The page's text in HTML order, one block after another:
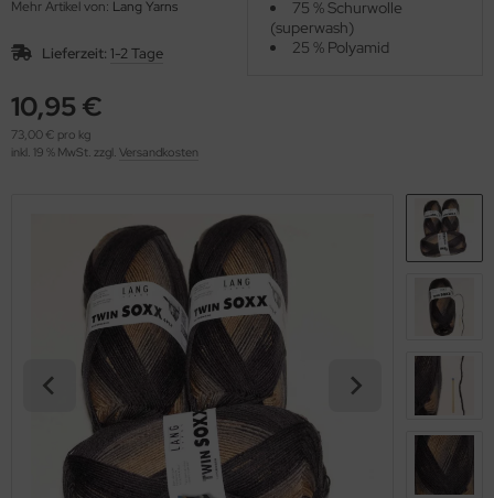
Mehr Artikel von: Lang Yarns
Lieferzeit: 1-2 Tage
10,95 €
73,00 € pro kg
inkl. 19 % MwSt. zzgl. Versandkosten
75 % Schurwolle
(superwash)
25 % Polyamid